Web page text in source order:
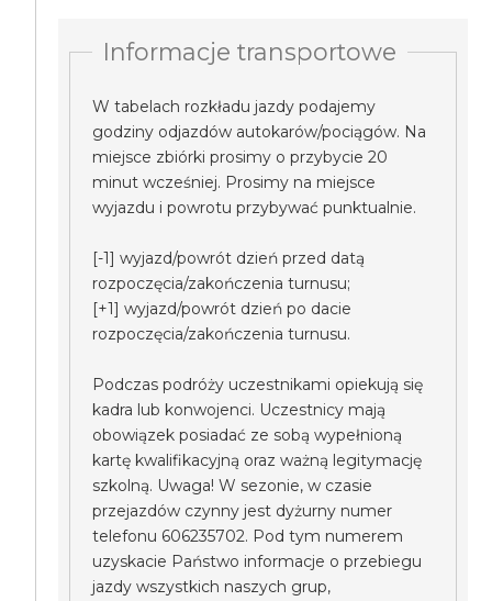
Informacje transportowe
W tabelach rozkładu jazdy podajemy
godziny odjazdów autokarów/pociągów. Na
miejsce zbiórki prosimy o przybycie 20
minut wcześniej. Prosimy na miejsce
wyjazdu i powrotu przybywać punktualnie.
[-1] wyjazd/powrót dzień przed datą
rozpoczęcia/zakończenia turnusu;
[+1] wyjazd/powrót dzień po dacie
rozpoczęcia/zakończenia turnusu.
Podczas podróży uczestnikami opiekują się
kadra lub konwojenci. Uczestnicy mają
obowiązek posiadać ze sobą wypełnioną
kartę kwalifikacyjną oraz ważną legitymację
szkolną. Uwaga! W sezonie, w czasie
przejazdów czynny jest dyżurny numer
telefonu 606235702. Pod tym numerem
uzyskacie Państwo informacje o przebiegu
jazdy wszystkich naszych grup,